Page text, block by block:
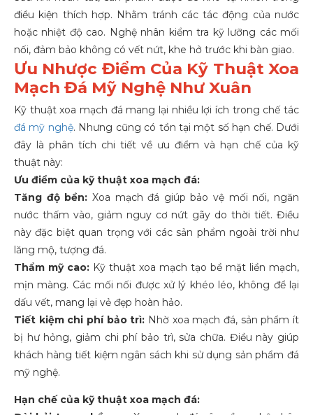
điều kiện thích hợp. Nhằm tránh các tác động của nước
hoặc nhiệt độ cao. Nghệ nhân kiểm tra kỹ lưỡng các mối
nối, đảm bảo không có vết nứt, khe hở trước khi bàn giao.
Ưu Nhược Điểm Của Kỹ Thuật Xoa
Mạch Đá Mỹ Nghệ Như Xuân
Kỹ thuật xoa mạch đá mang lại nhiều lợi ích trong chế tác
đá mỹ nghệ. Nhưng cũng có tồn tại một số hạn chế. Dưới
đây là phân tích chi tiết về ưu điểm và hạn chế của kỹ
thuật này:
Ưu điểm của kỹ thuật xoa mạch đá:
Tăng độ bền: Xoa mạch đá giúp bảo vệ mối nối, ngăn
nước thấm vào, giảm nguy cơ nứt gãy do thời tiết. Điều
này đặc biệt quan trọng với các sản phẩm ngoài trời như
lăng mộ, tượng đá.
Thẩm mỹ cao: Kỹ thuật xoa mạch tạo bề mặt liền mạch,
mịn màng. Các mối nối được xử lý khéo léo, không để lại
dấu vết, mang lại vẻ đẹp hoàn hảo.
Tiết kiệm chi phí bảo trì: Nhờ xoa mạch đá, sản phẩm ít
bị hư hỏng, giảm chi phí bảo trì, sửa chữa. Điều này giúp
khách hàng tiết kiệm ngân sách khi sử dụng sản phẩm đá
mỹ nghệ.
Hạn chế của kỹ thuật xoa mạch đá: